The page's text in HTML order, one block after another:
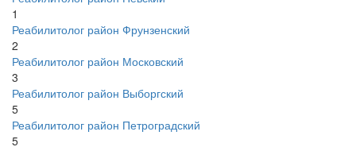
1
Реабилитолог район Фрунзенский
2
Реабилитолог район Московский
3
Реабилитолог район Выборгский
5
Реабилитолог район Петроградский
5